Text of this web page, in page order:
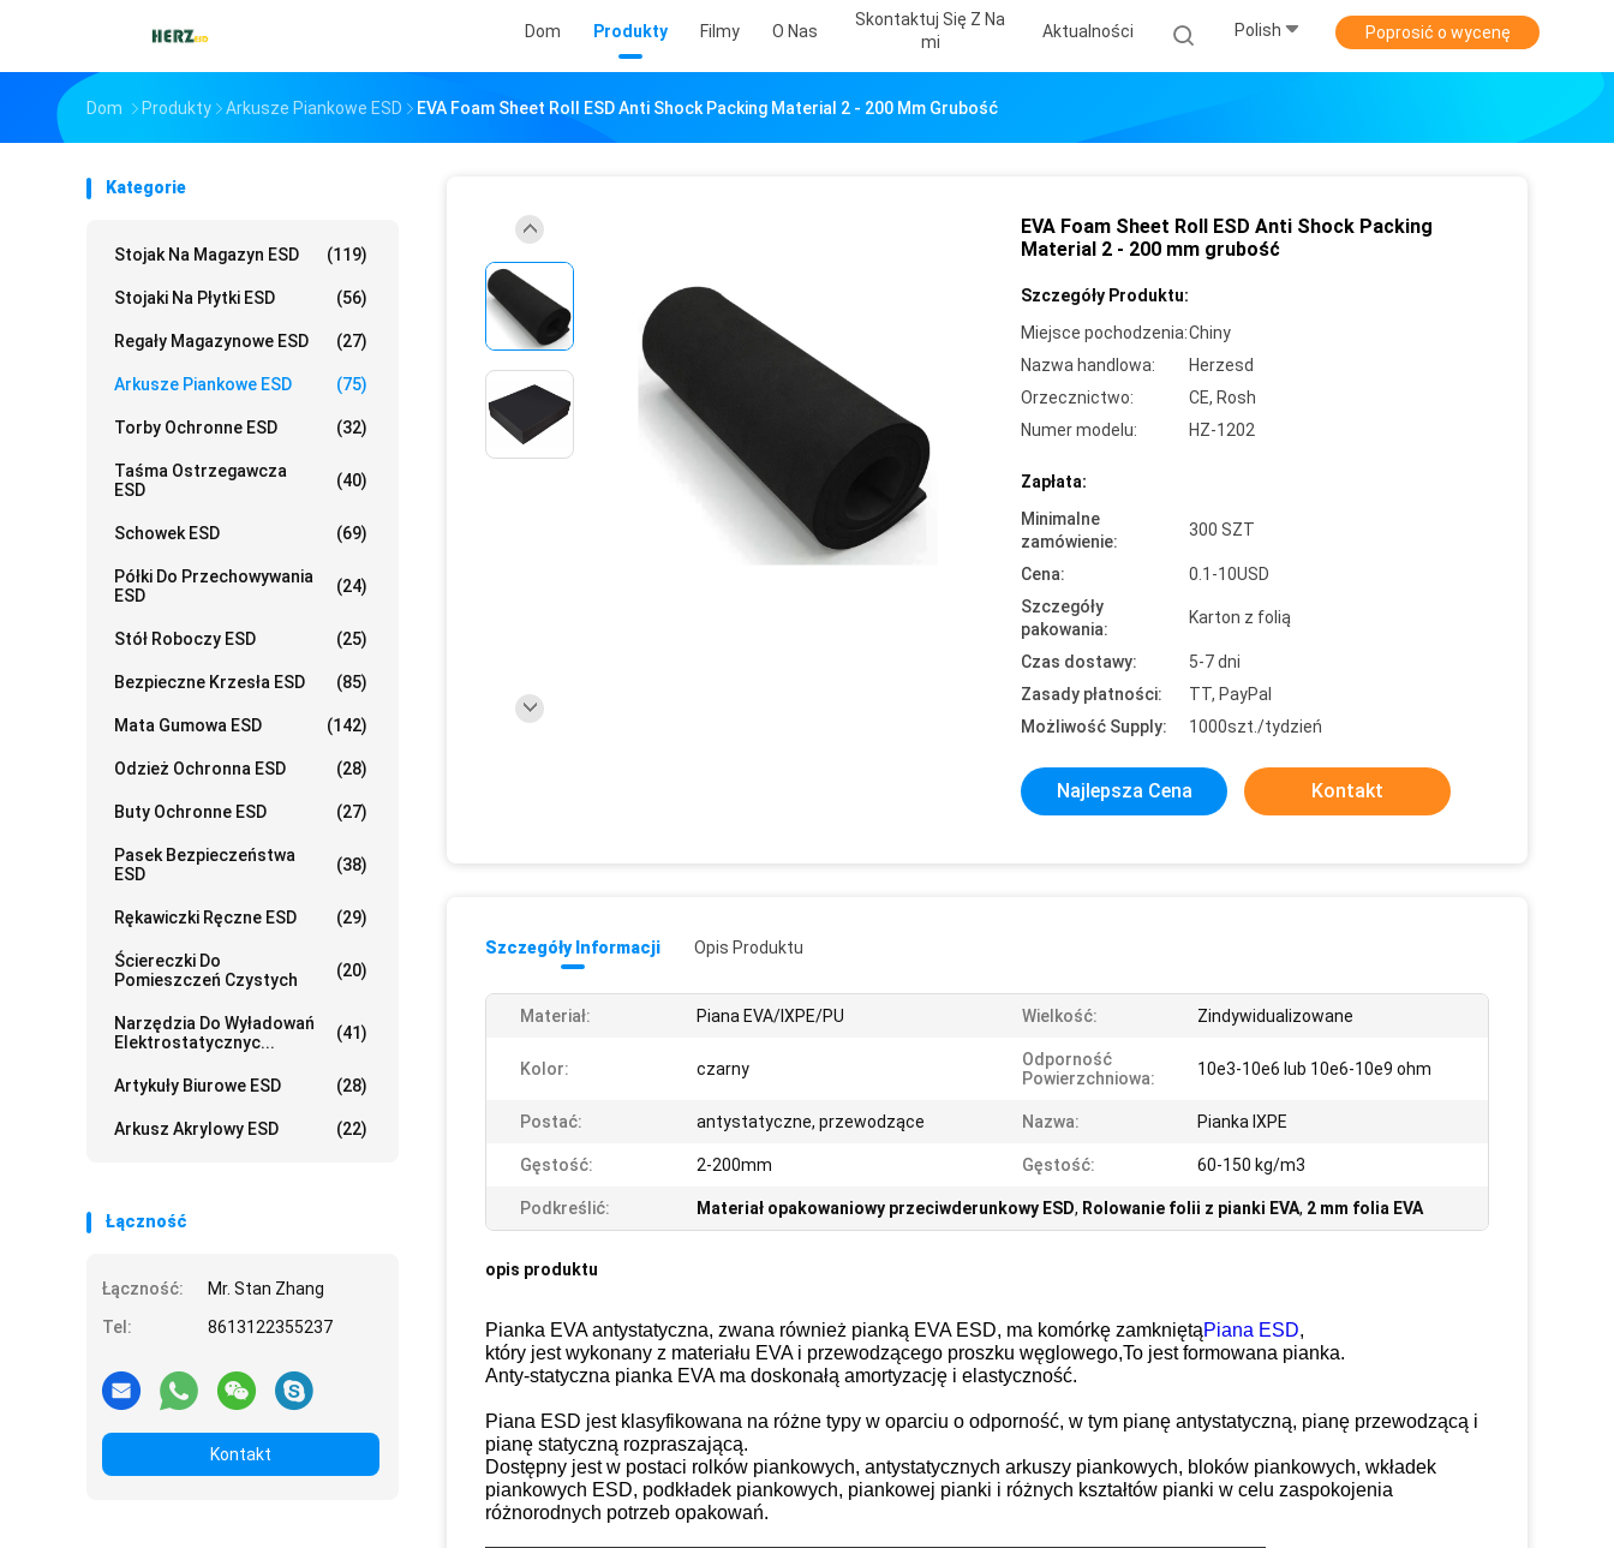
Dom Produkty Filmy O Nas
Skontaktuj Się Z Na
Mi
Aktualności Polish Poprosić o wycenę
Dom Produkty Arkusze Piankowe ESD EVA Foam Sheet Roll ESD Anti Shock Packing Material 2 - 200 Mm Grubość
Kategorie
Stojak Na Magazyn ESD (119)
Stojaki Na Płytki ESD (56)
Regały Magazynowe ESD (27)
Arkusze Piankowe ESD (75)
Torby Ochronne ESD (32)
Taśma Ostrzegawcza
ESD
(40)
Schowek ESD (69)
Półki Do Przechowywania
ESD
(24)
Stół Roboczy ESD (25)
Bezpieczne Krzesła ESD (85)
Mata Gumowa ESD (142)
Odzież Ochronna ESD (28)
Buty Ochronne ESD (27)
Pasek Bezpieczeństwa
ESD
(38)
Rękawiczki Ręczne ESD (29)
Ściereczki Do
Pomieszczeń Czystych
(20)
Narzędzia Do Wyładowań
Elektrostatycznyc...
(41)
Artykuły Biurowe ESD (28)
Arkusz Akrylowy ESD (22)
Łączność
Łączność:
Mr. Stan Zhang
Tel:
8613122355237
Kontakt
EVA Foam Sheet Roll ESD Anti Shock Packing
Material 2 - 200 mm grubość
Szczegóły Produktu:
Miejsce pochodzenia:Chiny
Nazwa handlowa:
Herzesd
Orzecznictwo:
CE, Rosh
Numer modelu:
HZ-1202
Zapłata:
Minimalne
zamówienie:
300 SZT
Cena:
0.1-10USD
Szczegóły
pakowania:
Karton z folią
Czas dostawy:
5-7 dni
Zasady płatności:
TT, PayPal
Możliwość Supply:
1000szt./tydzień
Najlepsza Cena Kontakt
Szczegóły Informacji Opis Produktu
Materiał: Piana EVA/IXPE/PU Wielkość: Zindywidualizowane
Kolor: czarny
Odporność
Powierzchniowa:
10e3-10e6 lub 10e6-10e9 ohm
Postać: antystatyczne, przewodzące Nazwa: Pianka IXPE
Gęstość: 2-200mm Gęstość: 60-150 kg/m3
Podkreślić: Materiał opakowaniowy przeciwderunkowy ESD, Rolowanie folii z pianki EVA, 2 mm folia EVA
opis produktu
Pianka EVA antystatyczna, zwana również pianką EVA ESD, ma komórkę zamkniętąPiana ESD,
który jest wykonany z materiału EVA i przewodzącego proszku węglowego,To jest formowana pianka.
Anty-statyczna pianka EVA ma doskonałą amortyzację i elastyczność.
Piana ESD jest klasyfikowana na różne typy w oparciu o odporność, w tym pianę antystatyczną, pianę przewodzącą i
pianę statyczną rozpraszającą.
Dostępny jest w postaci rolków piankowych, antystatycznych arkuszy piankowych, bloków piankowych, wkładek
piankowych ESD, podkładek piankowych, piankowej pianki i różnych kształtów pianki w celu zaspokojenia
różnorodnych potrzeb opakowań.